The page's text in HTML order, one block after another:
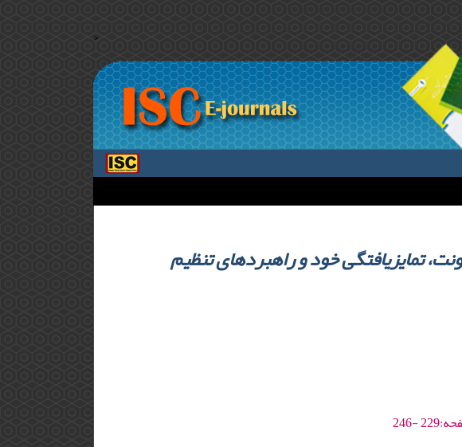
>
تمایزیافتگی خود و راهبردهای تنظیم